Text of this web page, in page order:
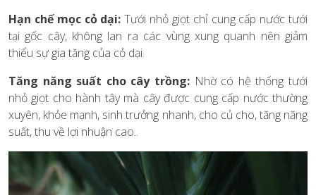
Hạn chế mọc cỏ dại: Tưới nhỏ giọt chỉ cung cấp nước tưới
tại gốc cây, không lan ra các vùng xung quanh nên giảm
thiểu sự gia tăng của cỏ dại.
Tăng năng suất cho cây trồng: Nhờ có hệ thống tưới
nhỏ giọt cho hành tây mà cây được cung cấp nước thường
xuyên, khỏe mạnh, sinh trưởng nhanh, cho củ cho, tăng năng
suất, thu về lợi nhuận cao..